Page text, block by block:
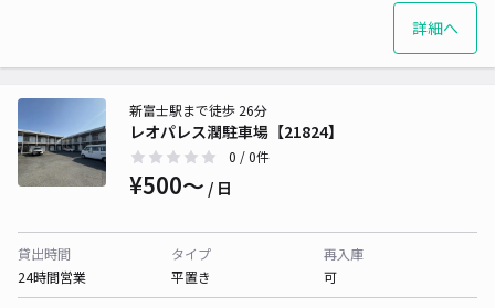
詳細へ
レオパレス潤駐車場【21824】
新富士駅まで徒歩 26分
0 / 0件
¥500〜 / 日
貸出時間
24時間営業
タイプ
平置き
再入庫
可